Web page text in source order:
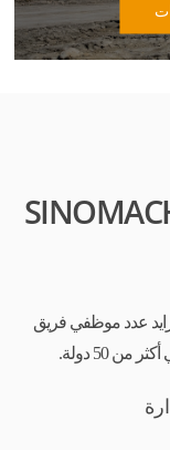
عدد موظفي فريق
من 50 دولة.